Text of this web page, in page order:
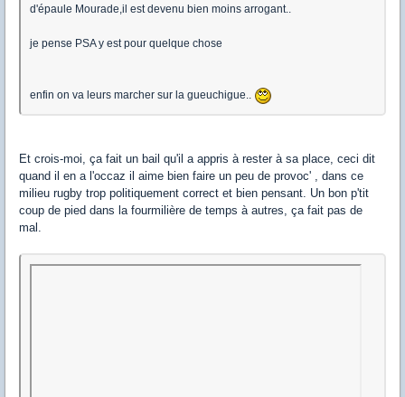
d'épaule Mourade,il est devenu bien moins arrogant..
je pense PSA y est pour quelque chose
enfin on va leurs marcher sur la gueuchigue..
Et crois-moi, ça fait un bail qu'il a appris à rester à sa place, ceci dit
quand il en a l'occaz il aime bien faire un peu de provoc' , dans ce
milieu rugby trop politiquement correct et bien pensant. Un bon p'tit
coup de pied dans la fourmilière de temps à autres, ça fait pas de
mal.